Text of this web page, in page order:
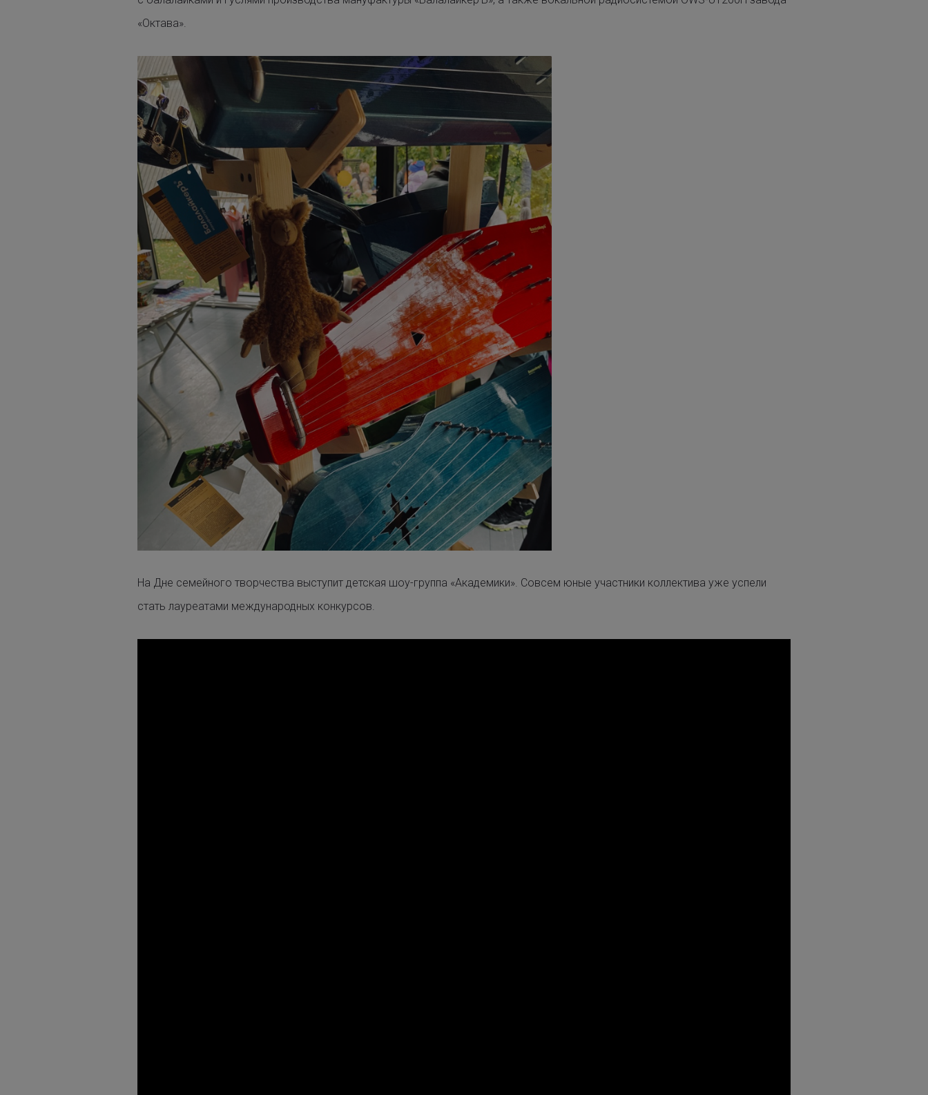
«Октава».
На Дне семейного творчества выступит детская шоу-группа «Академики» . Совсем юные участники коллектива уже успели
стать лауреатами международных конкурсов.